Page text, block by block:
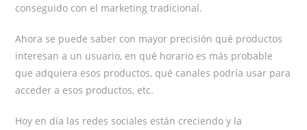
conseguido con el marketing tradicional.
Ahora se puede saber con mayor precisión qué productos
interesan a un usuario, en qué horario es más probable
que adquiera esos productos, qué canales podría usar para
acceder a esos productos, etc.
Hoy en día las redes sociales están creciendo y la